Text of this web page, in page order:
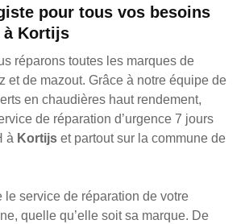
pour tous vos besoins
à Kortijs
réparons toutes les marques de
et de mazout. Grâce à notre équipe de
en chaudières haut rendement,
de réparation d’urgence 7 jours
à Kortijs et partout sur la commune de
le service de réparation de votre
quelle qu’elle soit sa marque. De